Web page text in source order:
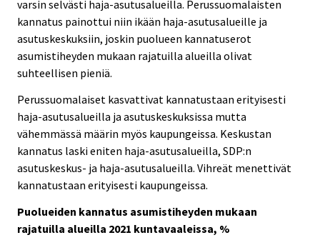
varsin selvästi haja-asutusalueilla. Perussuomalaisten
kannatus painottui niin ikään haja-asutusalueille ja
asutuskeskuksiin, joskin puolueen kannatuserot
asumistiheyden mukaan rajatuilla alueilla olivat
suhteellisen pieniä.
Perussuomalaiset kasvattivat kannatustaan erityisesti
haja-asutusalueilla ja asutuskeskuksissa mutta
vähemmässä määrin myös kaupungeissa. Keskustan
kannatus laski eniten haja-asutusalueilla, SDP:n
asutuskeskus- ja haja-asutusalueilla. Vihreät menettivät
kannatustaan erityisesti kaupungeissa.
Puolueiden kannatus asumistiheyden mukaan
rajatuilla alueilla 2021 kuntavaaleissa, %